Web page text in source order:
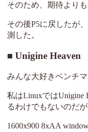
そのため、期待より
その後P5に戻したが
測した。
Unigine Heaven
みんな大好きベンチ
私はLinuxではUnigine
るわけでもないのだ
1600x900 8xAA